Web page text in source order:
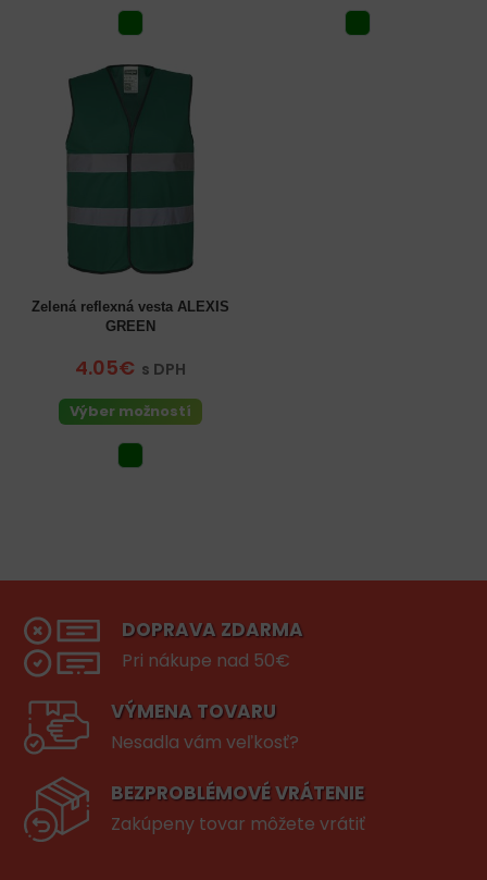
Zelená reflexná vesta ALEXIS
GREEN
4.05€ s DPH
Výber možností
DOPRAVA ZDARMA
Pri nákupe nad 50€
VÝMENA TOVARU
Nesadla vám veľkosť?
BEZPROBLÉMOVÉ VRÁTENIE
Zakúpeny tovar môžete vrátiť